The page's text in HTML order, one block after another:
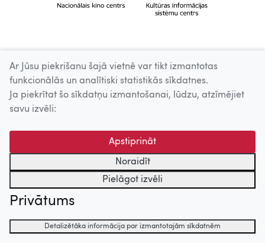
Ar Jūsu piekrišanu šajā vietnē var tikt izmantotas
funkcionālās un analītiski statistikās sīkdatnes.
Ja piekrītat šo sīkdatņu izmantošanai, lūdzu, atzīmējiet
savu izvēli:
Apstiprināt
Noraidīt
Pielāgot izvēli
Privātums
Detalizētāka informācija par izmantotajām sīkdatnēm